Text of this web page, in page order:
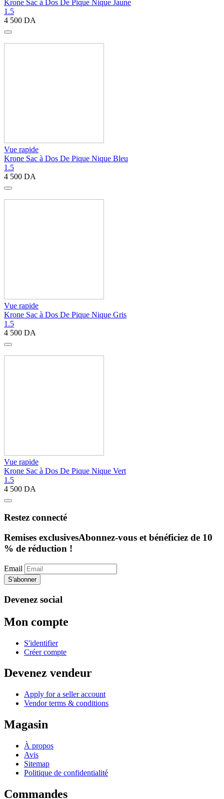
Krone Sac à Dos De Pique Nique Jaune
1.5
4 500 DA
Vue rapide
Krone Sac à Dos De Pique Nique Bleu
1.5
4 500 DA
Vue rapide
Krone Sac à Dos De Pique Nique Gris
1.5
4 500 DA
Vue rapide
Krone Sac à Dos De Pique Nique Vert
1.5
4 500 DA
Restez connecté
Remises exclusivesAbonnez-vous et bénéficiez de 10
% de réduction !
Email
S'abonner
Devenez social
Mon compte
S'identifier
Créer compte
Devenez vendeur
Apply for a seller account
Vendor terms & conditions
Magasin
À propos
Avis
Sitemap
Politique de confidentialité
Commandes